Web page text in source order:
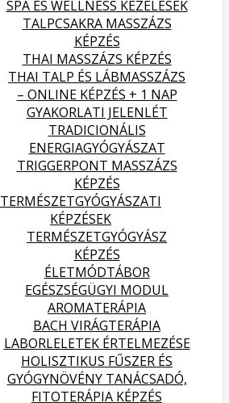
SPA ÉS WELLNESS KEZELÉSEK
TALPCSAKRA MASSZÁZS
KÉPZÉS
THAI MASSZÁZS KÉPZÉS
THAI TALP ÉS LÁBMASSZÁZS
– ONLINE KÉPZÉS + 1 NAP
GYAKORLATI JELENLÉT
TRADICIONÁLIS
ENERGIAGYÓGYÁSZAT
TRIGGERPONT MASSZÁZS
KÉPZÉS
TERMÉSZETGYÓGYÁSZATI
KÉPZÉSEK
TERMÉSZETGYÓGYÁSZ
KÉPZÉS
ÉLETMÓDTÁBOR
EGÉSZSÉGÜGYI MODUL
AROMATERÁPIA
BACH VIRÁGTERÁPIA
LABORLELETEK ÉRTELMEZÉSE
HOLISZTIKUS FŰSZER ÉS
GYÓGYNÖVÉNY TANÁCSADÓ,
FITOTERÁPIA KÉPZÉS